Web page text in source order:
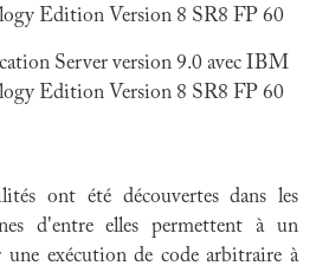
Edition Version 8 SR8 FP 60
Server version 9.0 avec IBM
Edition Version 8 SR8 FP 60
ont été découvertes dans les
d'entre elles permettent à un
exécution de code arbitraire à